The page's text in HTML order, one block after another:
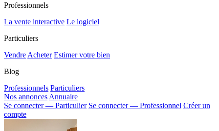
Professionnels
La vente interactive Le logiciel
Particuliers
Vendre Acheter Estimer votre bien
Blog
Professionnels Particuliers
Nos annonces Annuaire
Se connecter — Particulier Se connecter — Professionnel Créer un
compte